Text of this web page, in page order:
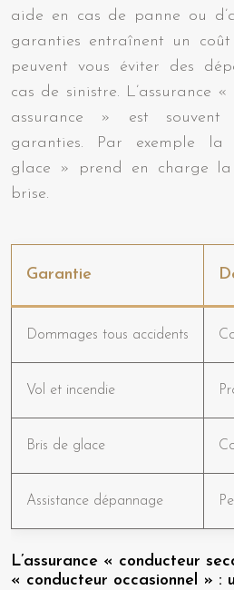
aide en cas de panne ou
garanties entraînent un coût
peuvent vous éviter des
cas de sinistre. L’assurance
assurance » est souvent
garanties. Par exemple
glace » prend en charge
brise.
Garantie
Dommages tous accidents
Vol et incendie
Bris de glace
Assistance dépannage
L’assurance « conducteur
« conducteur occasionnel » :